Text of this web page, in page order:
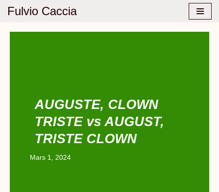
Fulvio Caccia
AUGUSTE, CLOWN
TRISTE vs AUGUST,
TRISTE CLOWN
Mars 1, 2024